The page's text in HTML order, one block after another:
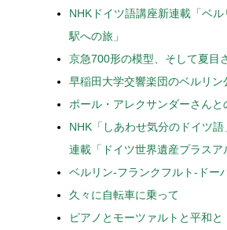
NHKドイツ語講座新連載「ベ
駅への旅」
京急700形の模型、そして夏目
早稲田大学交響楽団のベルリン
ポール・アレクサンダーさんと
NHK「しあわせ気分のドイツ語
連載「ドイツ世界遺産プラスア
ベルリン-フランクフルト-ドー
久々に自転車に乗って
ピアノとモーツァルトと平和と